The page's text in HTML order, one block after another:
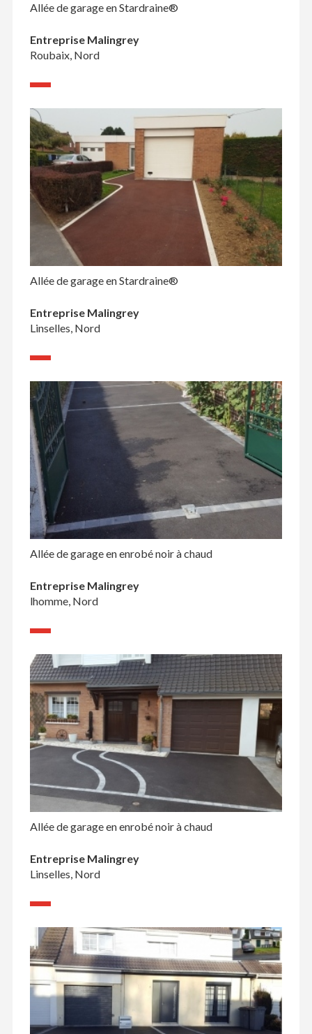
Allée de garage en Stardraine®
Entreprise Malingrey
Roubaix, Nord
Allée de garage en Stardraine®
Entreprise Malingrey
Linselles, Nord
Allée de garage en enrobé noir à chaud
Entreprise Malingrey
lhomme, Nord
Allée de garage en enrobé noir à chaud
Entreprise Malingrey
Linselles, Nord